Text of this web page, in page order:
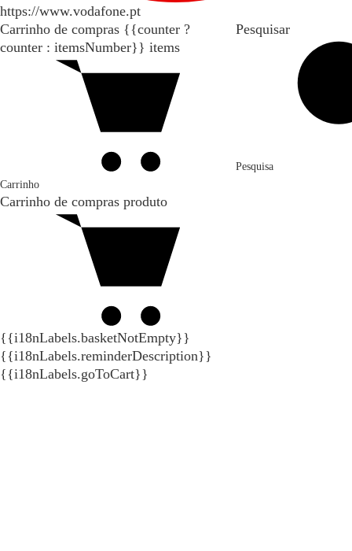
https://www.vodafone.pt
Carrinho de compras {{counter ?
counter : itemsNumber}} items
Carrinho
Carrinho de compras produto
{{i18nLabels.basketNotEmpty}}
{{i18nLabels.reminderDescription}}
{{i18nLabels.goToCart}}
Pesquisar
Pesquisa